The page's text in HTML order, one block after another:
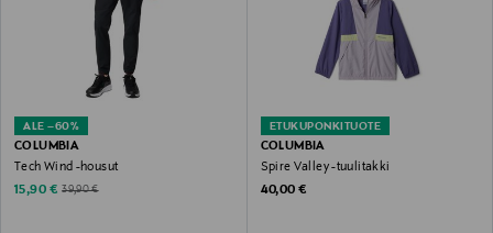
ALE –60%
COLUMBIA
Tech Wind -housut
Discounted Price
15,90 € Original Price
39,90 €
ETUKUPONKITUOTE
COLUMBIA
Spire Valley -tuulitakki
Original Price
40,00 €